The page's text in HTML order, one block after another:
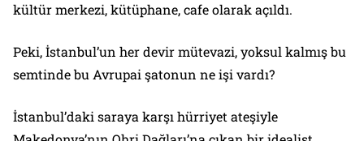
kültür merkezi, kütüphane, cafe olarak açıldı.
Peki, İstanbul’un her devir mütevazi, yoksul kalmış bu
semtinde bu Avrupai şatonun ne işi vardı?
İstanbul’daki saraya karşı hürriyet ateşiyle